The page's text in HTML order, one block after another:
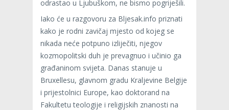
odrastao u Ljubuškom, ne bismo pogriješili.
Iako će u razgovoru za Bljesak.info priznati
kako je rodni zavičaj mjesto od kojeg se
nikada neće potpuno izliječiti, njegov
kozmopolitski duh je prevagnuo i učinio ga
građaninom svijeta. Danas stanuje u
Bruxellesu, glavnom gradu Kraljevine Belgije
i prijestolnici Europe, kao doktorand na
Fakultetu teologije i religijskih znanosti na